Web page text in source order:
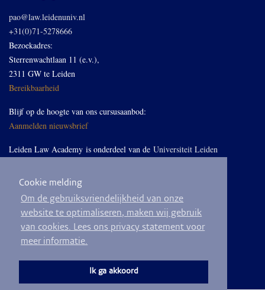
Cookie melding
Om de gebruiksvriendelijkheid van onze
website te optimaliseren, maken wij gebruik
van cookies. Lees ons privacy statement voor
meer informatie.
Ik ga akkoord
pao@law.leidenuniv.nl
+31(0)71-5278666
Bezoekadres:
Sterrenwachtlaan 11 (e.v.),
2311 GW te Leiden
Bereikbaarheid
Blijf op de hoogte van ons cursusaanbod:
Aanmelden nieuwsbrief
Leiden Law Academy is onderdeel van de Universiteit Leiden
Volg ons op LinkedIn
© 2026
Privacyverklaring
Algemene voorwaarden
Sitemap